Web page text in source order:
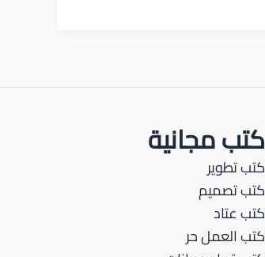
كتب مجانية
كتب تطوير
كتب تصميم
كتب عتاد
كتب العمل حر